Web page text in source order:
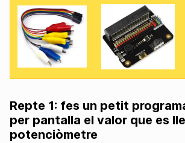
Repte 1: fes un petit
per pantalla el valor que es
potenciòmetre